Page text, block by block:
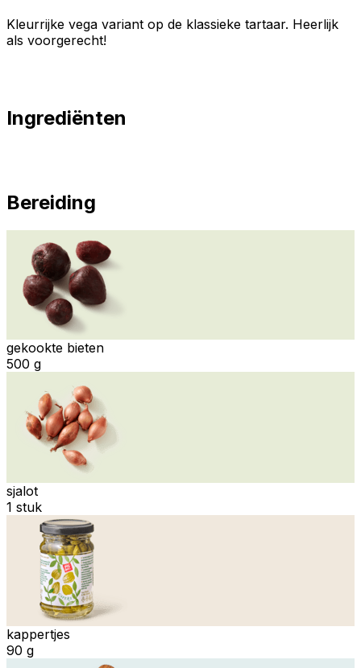
Kleurrijke vega variant op de klassieke tartaar. Heerlijk
als voorgerecht!
Ingrediënten
Bereiding
gekookte bieten
500 g
sjalot
1 stuk
kappertjes
90 g